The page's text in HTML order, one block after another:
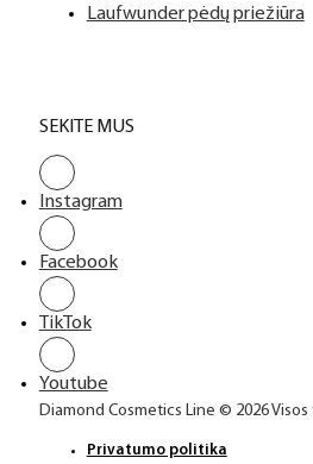
Laufwunder pėdų priežiūra
SEKITE MUS
Instagram
Facebook
TikTok
Youtube
Diamond Cosmetics Line © 2026
Privatumo politika